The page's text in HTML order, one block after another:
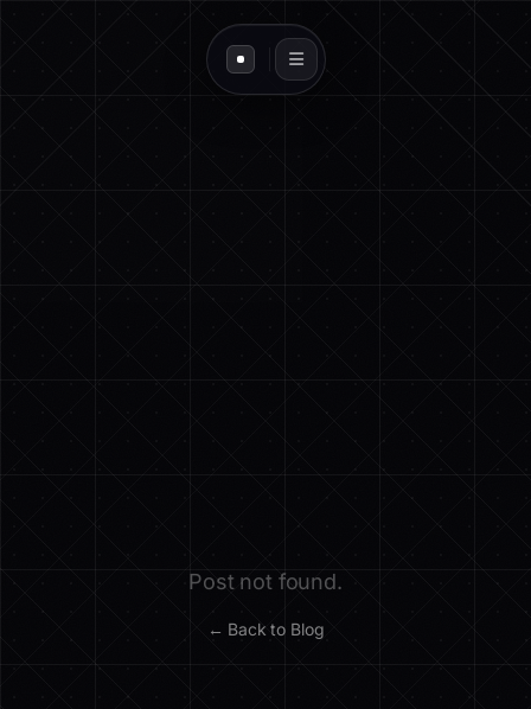
Post not found.
← Back to Blog